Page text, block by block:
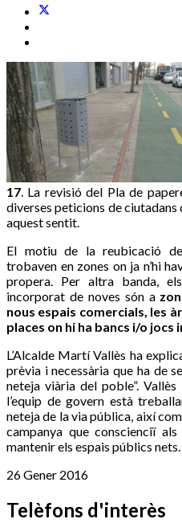
17. La revisió del Pla de
diverses peticions de ciutadans
aquest sentit.
El motiu de la reubicació
trobaven en zones on ja n’hi
propera. Per altra banda,
incorporat de noves són a
nous espais comercials, les
places on hi ha bancs i/o jocs
L’Alcalde Martí Vallès ha
prèvia i necessària que ha de
neteja viària del poble”.
l’equip de govern està
neteja de la via pública, així
campanya que conscienciï
mantenir els espais públics nets.
26 Gener 2016
Telèfons d'interès